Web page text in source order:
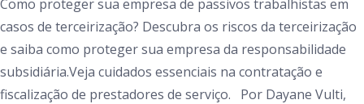
Como proteger sua empresa de passivos trabalhistas em
casos de terceirização? Descubra os riscos da terceirização
e saiba como proteger sua empresa da responsabilidade
subsidiária.Veja cuidados essenciais na contratação e
fiscalização de prestadores de serviço. Por Dayane Vulti,